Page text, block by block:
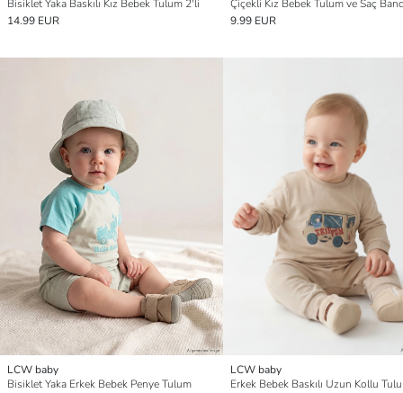
Bisiklet Yaka Baskılı Kız Bebek Tulum 2'li
14.99 EUR
Çiçekli Kız Bebek Tulum ve Saç
9.99 EUR
LCW baby
Bisiklet Yaka Erkek Bebek Penye Tulum
LCW baby
Erkek Bebek Baskılı Uzun Kollu